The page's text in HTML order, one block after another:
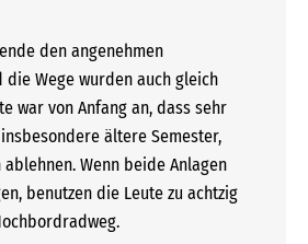
den angenehmen
Wege wurden auch gleich
war von Anfang an, dass sehr
ältere Semester,
Wenn beide Anlagen
benutzen die Leute zu achtzig